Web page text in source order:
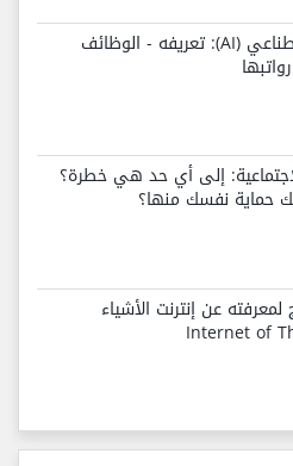
الذكاء الاصطناعي (AI): تعريفه - الوظائف
إلى أي حد هي خطرة؟
حماية نفسك منها؟
عن إنترنت الأشياء
Internet of